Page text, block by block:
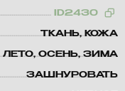
ID2430
ТКАНЬ, КОЖА
ЛЕТО, ОСЕНЬ, ЗИМА
ЗАШНУРОВАТЬ